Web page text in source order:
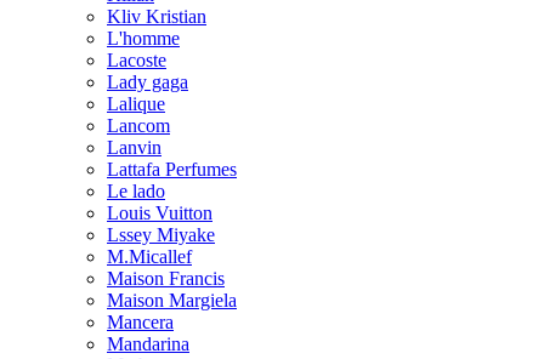
Kliv Kristian
L'homme
Lacoste
Lady gaga
Lalique
Lancom
Lanvin
Lattafa Perfumes
Le lado
Louis Vuitton
Lssey Miyake
M.Micallef
Maison Francis
Maison Margiela
Mancera
Mandarina